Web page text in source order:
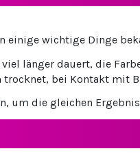
einige wichtige Dinge
länger dauert, die
bei Kontakt mit
um die gleichen